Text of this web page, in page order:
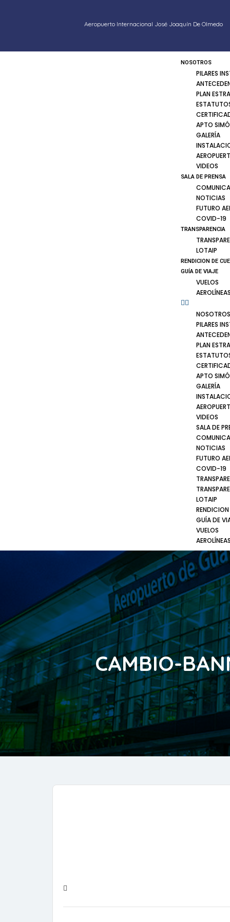
Aeropuerto Internacional José Joaquín De Olmedo
NOSOTROS
PILARES
PLAN
APTO
GALERÍA
VIDEOS
SALA DE PRENSA
NOTICIAS
FUTURO
COVID-19
TRANSPARENCIA
LOTAIP
RENDICION DE
GUÍA DE VIAJE
VUELOS
AEROLÍNEAS
NOSOTROS
PILARES
PLAN
APTO
GALERÍA
VIDEOS
SALA DE
NOTICIAS
FUTURO
COVID-19
LOTAIP
GUÍA DE
VUELOS
AEROLÍNEAS
CAMBIO-